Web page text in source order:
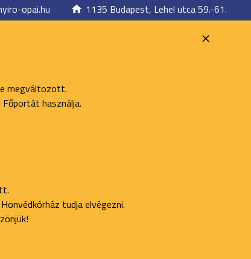
opai.hu 1135 Budapest, Lehel utca 59.-61.
megváltozott.
használja.
tudja elvégezni.